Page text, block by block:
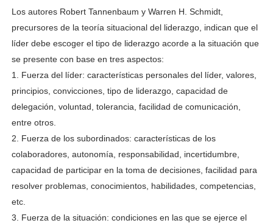
Los autores Robert Tannenbaum y Warren H. Schmidt,
precursores de la teoría situacional del liderazgo, indican que el
líder debe escoger el tipo de liderazgo acorde a la situación que
se presente con base en tres aspectos:
1. Fuerza del líder: características personales del líder, valores,
principios, convicciones, tipo de liderazgo, capacidad de
delegación, voluntad, tolerancia, facilidad de comunicación,
entre otros.
2. Fuerza de los subordinados: características de los
colaboradores, autonomía, responsabilidad, incertidumbre,
capacidad de participar en la toma de decisiones, facilidad para
resolver problemas, conocimientos, habilidades, competencias,
etc.
3. Fuerza de la situación: condiciones en las que se ejerce el